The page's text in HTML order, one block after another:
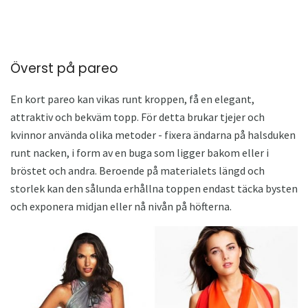
Överst på pareo
En kort pareo kan vikas runt kroppen, få en elegant,
attraktiv och bekväm topp. För detta brukar tjejer och
kvinnor använda olika metoder - fixera ändarna på halsduken
runt nacken, i form av en buga som ligger bakom eller i
bröstet och andra. Beroende på materialets längd och
storlek kan den sålunda erhållna toppen endast täcka bysten
och exponera midjan eller nå nivån på höfterna.